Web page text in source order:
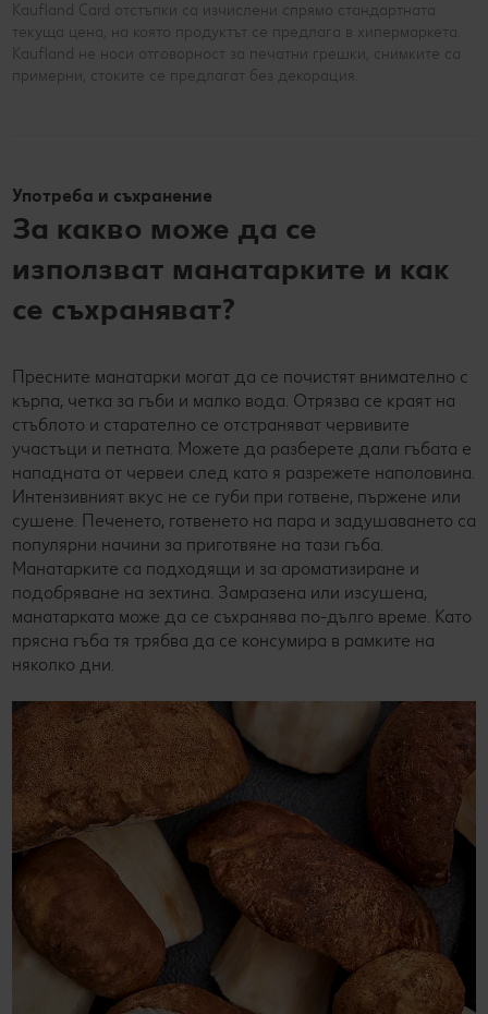
Kaufland Card отстъпки са изчислени спрямо стандартната
текуща цена, на която продуктът се предлага в хипермаркета.
Kaufland не носи отговорност за печатни грешки, снимките са
примерни, стоките се предлагат без декорация.
Употреба и съхранение
За какво може да се
използват манатарките и как
се съхраняват?
Пресните манатарки могат да се почистят внимателно с
кърпа, четка за гъби и малко вода. Отрязва се краят на
стъблото и старателно се отстраняват червивите
участъци и петната. Можете да разберете дали гъбата е
нападната от червеи след като я разрежете наполовина.
Интензивният вкус не се губи при готвене, пържене или
сушене. Печенето, готвенето на пара и задушаването са
популярни начини за приготвяне на тази гъба.
Манатарките са подходящи и за ароматизиране и
подобряване на зехтина. Замразена или изсушена,
манатарката може да се съхранява по-дълго време. Като
прясна гъба тя трябва да се консумира в рамките на
няколко дни.